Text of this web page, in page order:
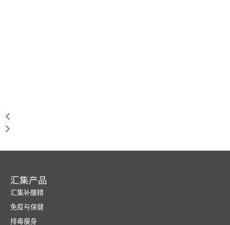
汇集产品
汇集补腰精
免疫与保健
排毒瘦身